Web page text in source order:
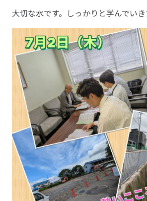
大切な水です。しっかりと学んでいき